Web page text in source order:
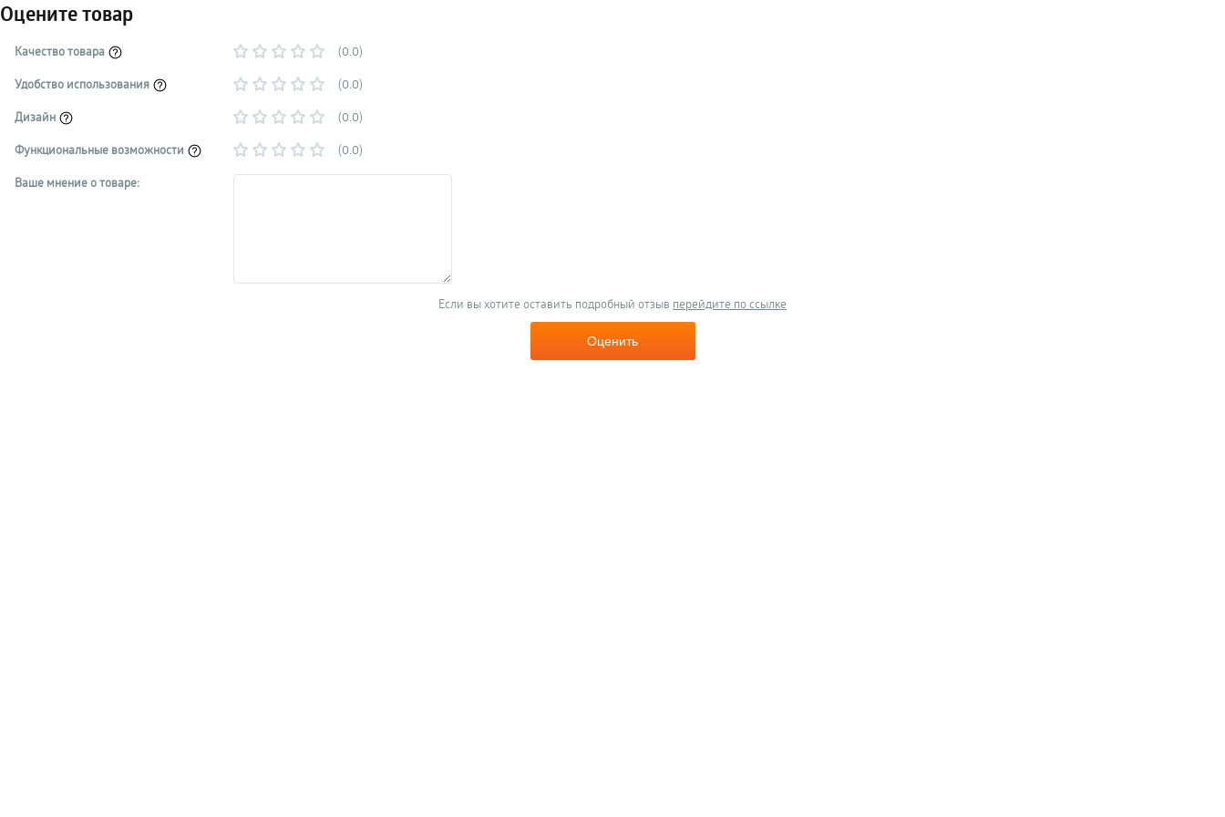
Оцените товар
Качество товара
(0.0)
Удобство использования
(0.0)
Дизайн
(0.0)
Функциональные возможности
(0.0)
Ваше мнение о товаре:
Если вы хотите оставить подробный отзыв перейдите по ссылке
Оценить